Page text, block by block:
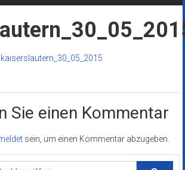
kaiserslautern_30_05_2015
Sie einen Kommentar
sein, um einen Kommentar abzugeben.